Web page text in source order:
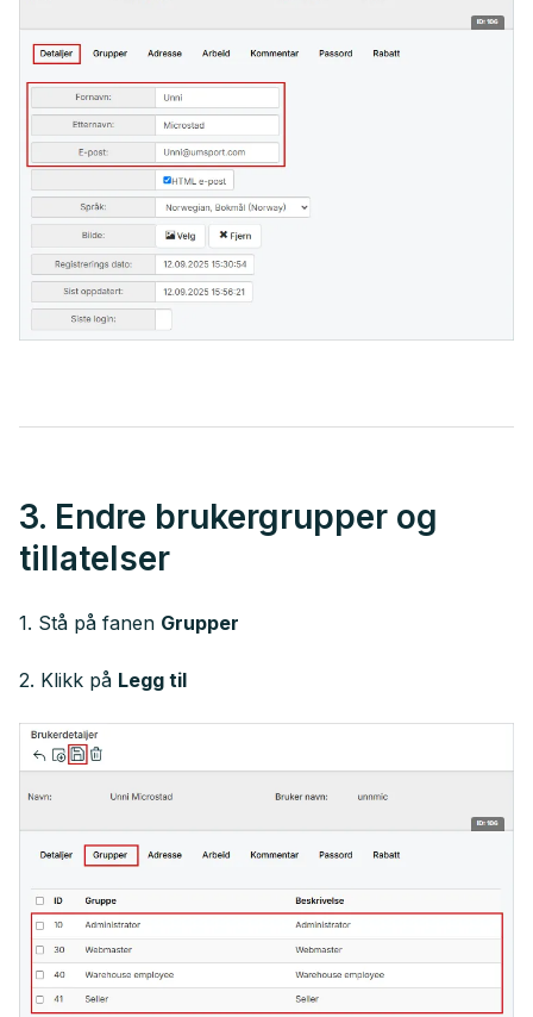
3. Endre brukergrupper og
tillatelser
1. Stå på fanen Grupper
2. Klikk på Legg til